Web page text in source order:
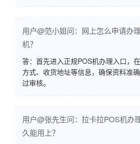
用户@范小姐问：网上怎么申请办
机？
答：首先进入正规POS机办理入口，
方式、收货地址等信息，确保资料准
过审核。
用户@张先生问：拉卡拉POS机办
久能用上？